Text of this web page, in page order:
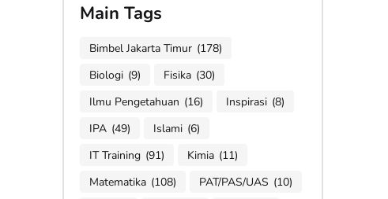
Main Tags
Bimbel Jakarta Timur (178)
Biologi (9) Fisika (30)
Ilmu Pengetahuan (16) Inspirasi (8)
IPA (49) Islami (6)
IT Training (91) Kimia (11)
Matematika (108) PAT/PAS/UAS (10)